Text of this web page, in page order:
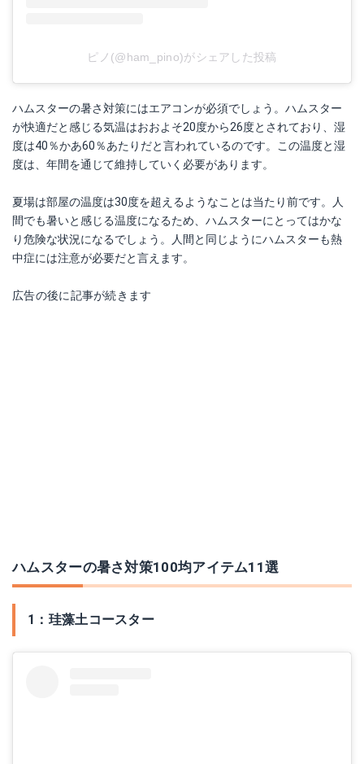
ピノ(@ham_pino)がシェアした投稿
ハムスターの暑さ対策にはエアコンが必須でしょう。ハムスター
が快適だと感じる気温はおおよそ20度から26度とされており、湿
度は40％かあ60％あたりだと言われているのです。この温度と湿
度は、年間を通じて維持していく必要があります。
夏場は部屋の温度は30度を超えるようなことは当たり前です。人
間でも暑いと感じる温度になるため、ハムスターにとってはかな
り危険な状況になるでしょう。人間と同じようにハムスターも熱
中症には注意が必要だと言えます。
広告の後に記事が続きます
ハムスターの暑さ対策100均アイテム11選
1：珪藻土コースター